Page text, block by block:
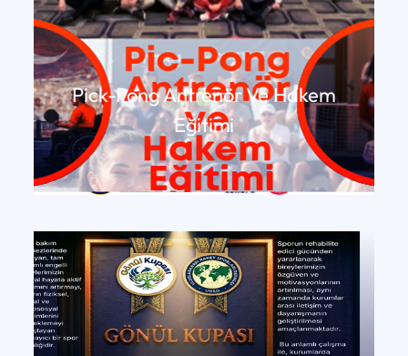
Pick-Pong Antrenör Ve Hakem
Eğitimi
DEVAMINI OKU